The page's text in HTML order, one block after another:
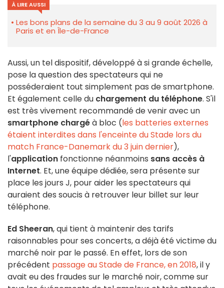
À LIRE AUSSI
Les bons plans de la semaine du 3 au 9 août 2026 à
Paris et en Île-de-France
Aussi, un tel dispositif, développé à si grande échelle,
pose la question des spectateurs qui ne
posséderaient tout simplement pas de smartphone.
Et également celle du chargement du téléphone. S'il
est très vivement recommandé de venir avec un
smartphone chargéà bloc (les batteries externes
étaient interdites dans l'enceinte du Stade lors du
match France-Danemark du 3 juin dernier),
l'application fonctionne néanmoins sans accès à
Internet. Et, une équipe dédiée, sera présente sur
place les jours J, pour aider les spectateurs qui
auraient des soucis à retrouver leur billet sur leur
téléphone.
Ed Sheeran, qui tient à maintenir des tarifs
raisonnables pour ses concerts, a déjà été victime du
marché noir par le passé. En effet, lors de son
précédent passage au Stade de France, en 2018, il y
avait eu des fraudes sur le marché noir, comme sur